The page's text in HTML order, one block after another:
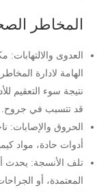
المخاطر
الهامة لادارة
نتيجة سوء التعقيم
قد تتسبب في جروح.
الحروق والإصابات:
أدوات حادة، مواد
تلف الأنسجة: يحدث
المعتمدة، أو